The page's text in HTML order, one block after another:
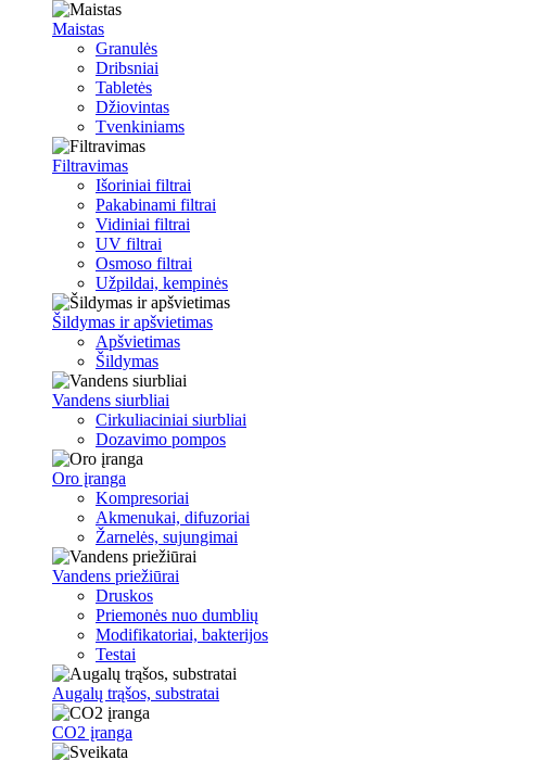
Maistas
Granulės
Dribsniai
Tabletės
Džiovintas
Tvenkiniams
Filtravimas
Išoriniai filtrai
Pakabinami filtrai
Vidiniai filtrai
UV filtrai
Osmoso filtrai
Užpildai, kempinės
Šildymas ir apšvietimas
Apšvietimas
Šildymas
Vandens siurbliai
Cirkuliaciniai siurbliai
Dozavimo pompos
Oro įranga
Kompresoriai
Akmenukai, difuzoriai
Žarnelės, sujungimai
Vandens priežiūrai
Druskos
Priemonės nuo dumblių
Modifikatoriai, bakterijos
Testai
Augalų trąšos, substratai
CO2 įranga